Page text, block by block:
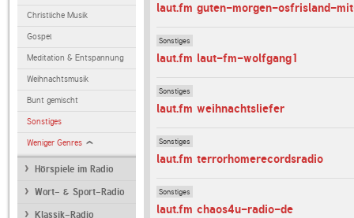
Christliche Musik
Gospel
Meditation & Entspannung
Weihnachtsmusik
Bunt gemischt
Sonstiges
Weniger Genres
Hörspiele im Radio
Wort- & Sport-Radio
Klassik-Radio
laut.fm guten-morgen-osfrisland-
Sonstiges
laut.fm laut-fm-wolfgang1
Sonstiges
laut.fm weihnachtsliefer
Sonstiges
laut.fm terrorhomerecordsradio
Sonstiges
laut.fm chaos4u-radio-de